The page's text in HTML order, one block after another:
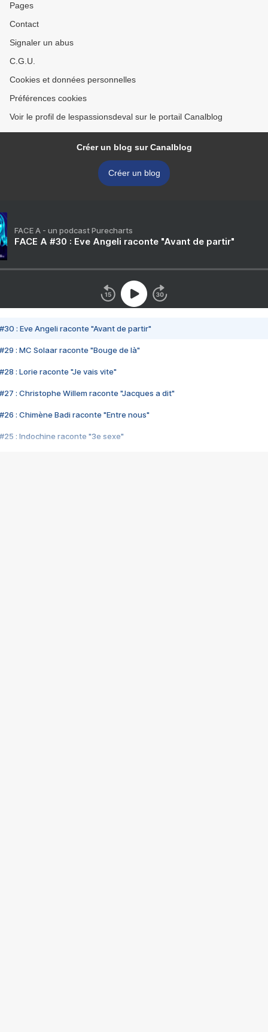
Pages
Contact
Signaler un abus
C.G.U.
Cookies et données personnelles
Préférences cookies
Voir le profil de lespassionsdeval sur le portail Canalblog
Créer un blog sur Canalblog
Créer un blog
FACE A - un podcast Purecharts
FACE A #30 : Eve Angeli raconte "Avant de partir"
#30 : Eve Angeli raconte "Avant de partir"
#29 : MC Solaar raconte "Bouge de là"
#28 : Lorie raconte "Je vais vite"
#27 : Christophe Willem raconte "Jacques a dit"
#26 : Chimène Badi raconte "Entre nous"
#25 : Indochine raconte "3e sexe"